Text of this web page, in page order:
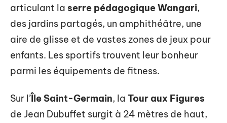
articulant la serre pédagogique Wangari,
des jardins partagés, un amphithéâtre, une
aire de glisse et de vastes zones de jeux pour
enfants. Les sportifs trouvent leur bonheur
parmi les équipements de fitness.
Sur l’Île Saint-Germain, la Tour aux Figures
de Jean Dubuffet surgit à 24 mètres de haut,